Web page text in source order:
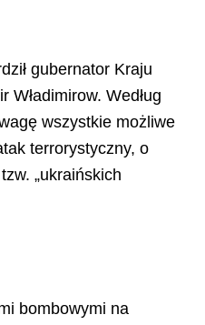
gubernator Kraju
Władimirow. Według
wszystkie możliwe
terrorystyczny, o
„ukraińskich
bombowymi na